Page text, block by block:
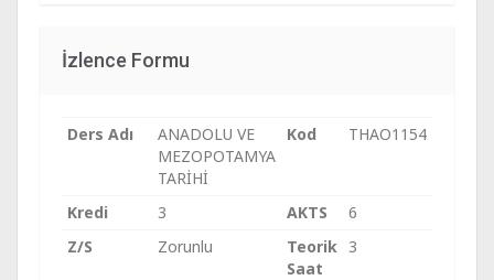
İzlence Formu
Ders Adı
ANADOLU VE
MEZOPOTAMYA
TARİHİ
Kod THAO1154
Kredi 3 AKTS
6
Z/S
Zorunlu
Teorik
Saat
3